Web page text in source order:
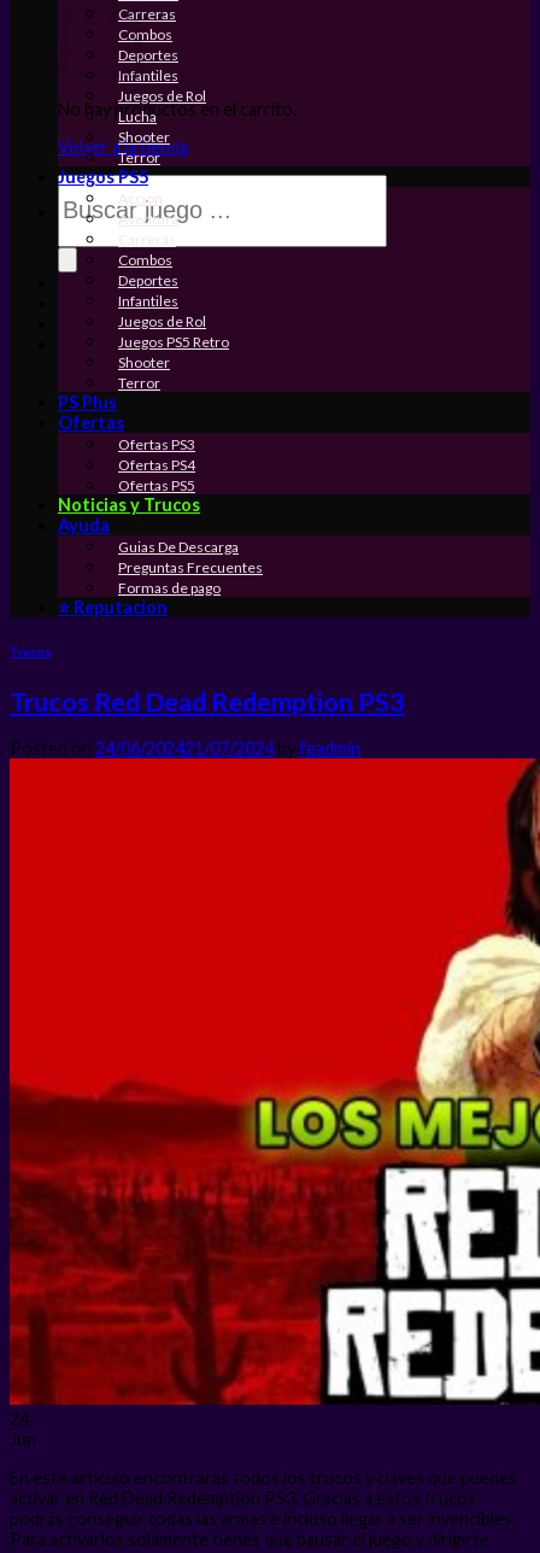
No hay productos en el carrito.
Volver a la tienda
Búsqueda
de
productos
Carreras
Combos
Deportes
Infantiles
Juegos de Rol
Lucha
Shooter
Terror
Juegos PS5
Accion
Aventura
Carreras
Combos
Deportes
Infantiles
Juegos de Rol
Juegos PS5 Retro
Shooter
Terror
PS Plus
Ofertas
Ofertas PS3
Ofertas PS4
Ofertas PS5
Noticias y Trucos
Ayuda
Guias De Descarga
Preguntas Frecuentes
Formas de pago
⭐ Reputacion
Trucos
Trucos Red Dead Redemption PS3
Posted on 24/06/202421/07/2024 byfgadmin
24
Jun
En este articulo encontraras todos los trucos y claves que puedes
activar en Red Dead Redemption PS3. Gracias a estos trucos
podrás conseguir todas las armas e incluso llegar a ser invencibles.
Para activarlos solamente tienes que pausar el juego y dirigirte